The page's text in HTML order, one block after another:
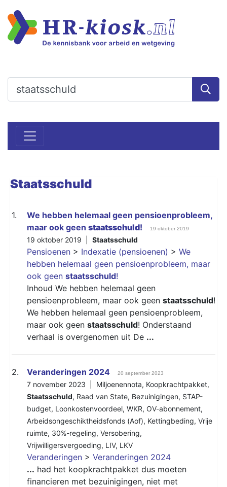
Staatsschuld
1.
We hebben helemaal geen pensioenprobleem,
maar ook geen staatsschuld! 19 oktober 2019
19 oktober 2019 | Staatsschuld
Pensioenen > Indexatie (pensioenen) > We
hebben helemaal geen pensioenprobleem, maar
ook geen staatsschuld!
Inhoud We hebben helemaal geen
pensioenprobleem, maar ook geen staatsschuld!
We hebben helemaal geen pensioenprobleem,
maar ook geen staatsschuld! Onderstaand
verhaal is overgenomen uit De ...
2. Veranderingen 2024 20 september 2023
7 november 2023 | Miljoenennota, Koopkrachtpakket,
Staatsschuld, Raad van State, Bezuinigingen, STAP-
budget, Loonkostenvoordeel, WKR, OV-abonnement,
Arbeidsongeschiktheidsfonds (Aof), Kettingbeding, Vrije
ruimte, 30%-regeling, Versobering,
Vrijwilligersvergoeding, LIV, LKV
Veranderingen > Veranderingen 2024
... had het koopkrachtpakket dus moeten
financieren met bezuinigingen, niet met